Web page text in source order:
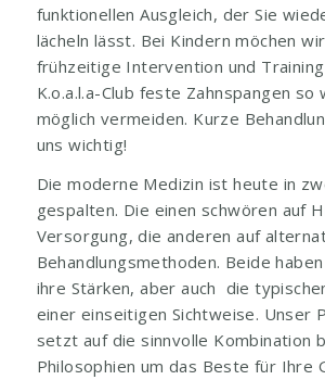
funktionellen Ausgleich, der Sie
lächeln lässt. Bei Kindern möchen
frühzeitige Intervention und
K.o.a.l.a-Club feste Zahnspangen so
möglich vermeiden. Kurze
uns wichtig!
Die moderne Medizin ist heute in
gespalten. Die einen schwören auf
Versorgung, die anderen auf
Behandlungsmethoden. Beide
ihre Stärken, aber auch die
einer einseitigen Sichtweise. Unser
setzt auf die sinnvolle Kombination
Philosophien um das Beste für Ihre